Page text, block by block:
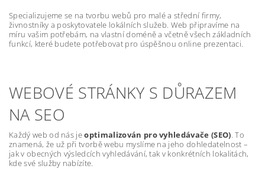
Specializujeme se na tvorbu webů pro malé a střední firmy,
živnostníky a poskytovatele lokálních služeb. Web připravíme na
míru vašim potřebám, na vlastní doméně a včetně všech základních
funkcí, které budete potřebovat pro úspěšnou online prezentaci.
WEBOVÉ STRÁNKY S DŮRAZEM
NA SEO
Každý web od nás jeoptimalizován pro vyhledávače (SEO). To
znamená, že už při tvorbě webu myslíme na jeho dohledatelnost –
jak v obecných výsledcích vyhledávání, tak v konkrétních lokalitách,
kde své služby nabízíte.